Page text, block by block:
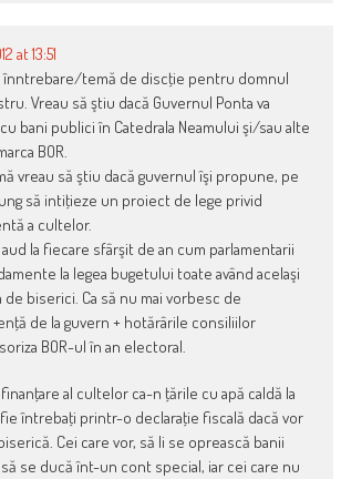
at 13:51
înntrebare/temă de discţie pentru domnul
Vreau să ştiu dacă Guvernul Ponta va
bani publici în Catedrala Neamului şi/sau alte
BOR.
vreau să ştiu dacă guvernul îşi propune, pe
să intiţieze un proiect de lege privid
a cultelor.
la fiecare sfârşit de an cum parlamentarii
la legea bugetului toate având acelaşi
biserici. Ca să nu mai vorbesc de
de la guvern + hotărârile consiliilor
BOR-ul în an electoral.
al cultelor ca-n ţările cu apă caldă la
întrebaţi printr-o declaraţie fiscală dacă vor
Cei care vor, să li se oprească banii
se ducă înt-un cont special, iar cei care nu